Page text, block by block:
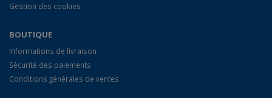
Gestion des cookies
BOUTIQUE
Informations de livraison
Sécurité des paiements
Conditions générales de ventes